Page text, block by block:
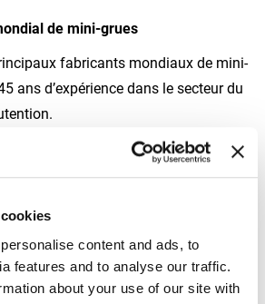
content and ads, to
features and to analyse our traffic.
about your use of our site with
de mini-grues
fabricants mondiaux de mini-
ans d’expérience dans le secteur du
complète de modèles équipés
ou à batterie et d’un large
à grappin pour tuyaux et
à vide pour plaques de verre et des